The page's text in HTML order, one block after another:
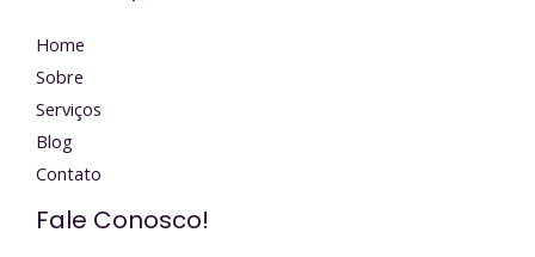
Home
Sobre
Serviços
Blog
Contato
Fale Conosco!